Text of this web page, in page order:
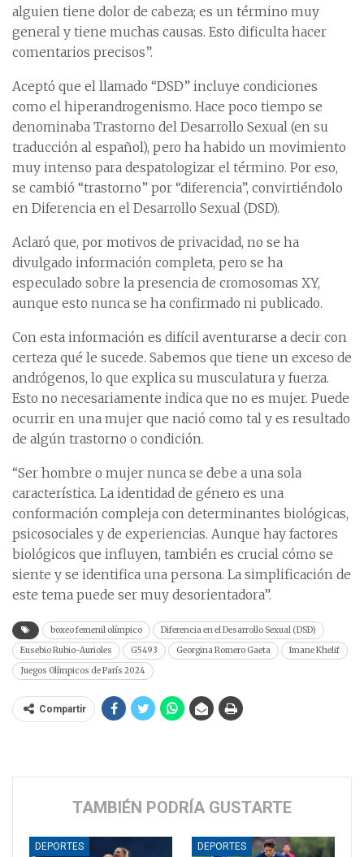
alguien tiene dolor de cabeza; es un término muy
general y tiene muchas causas. Esto dificulta hacer
comentarios precisos”.
Aceptó que el llamado “DSD” incluye condiciones
como el hiperandrogenismo. Hace poco tiempo se
denominaba Trastorno del Desarrollo Sexual (en su
traducción al español), pero ha habido un movimiento
muy intenso para despatologizar el término. Por eso,
se cambió “trastorno” por “diferencia”, convirtiéndolo
en Diferencia en el Desarrollo Sexual (DSD).
Aclaró que, por motivos de privacidad, no se ha
divulgado información completa, pero se ha
especulado sobre la presencia de cromosomas XY,
aunque esto nunca se ha confirmado ni publicado.
Con esta información es difícil aventurarse a decir con
certeza qué le sucede. Sabemos que tiene un exceso de
andrógenos, lo que explica su musculatura y fuerza.
Esto no necesariamente indica que no es mujer. Puede
ocurrir en una mujer que nació como tal y es resultado
de algún trastorno o condición.
“Ser hombre o mujer nunca se debe a una sola
característica. La identidad de género es una
conformación compleja con determinantes biológicas,
psicosociales y de experiencias. Aunque hay factores
biológicos que influyen, también es crucial cómo se
siente y se identifica una persona. La simplificación de
este tema puede ser muy desorientadora”.
boxeo femenil olímpico
Diferencia en el Desarrollo Sexual (DSD)
Eusebio Rubio-Aurioles
G5493 Georgina Romero Gaeta
Imane Khelif
Juegos Olímpicos de París 2024
Compartir
TAMBIÉN PODRÍA GUSTARTE
DEPORTES DEPORTES